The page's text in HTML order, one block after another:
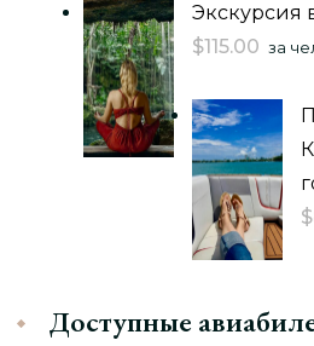
Экскурсия
$115.00 за
$
Доступные